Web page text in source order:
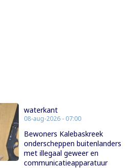
waterkant
08-aug-2026 - 07:00
Bewoners Kalebaskreek
onderscheppen buitenlanders
met illegaal geweer en
communicatieapparatuur